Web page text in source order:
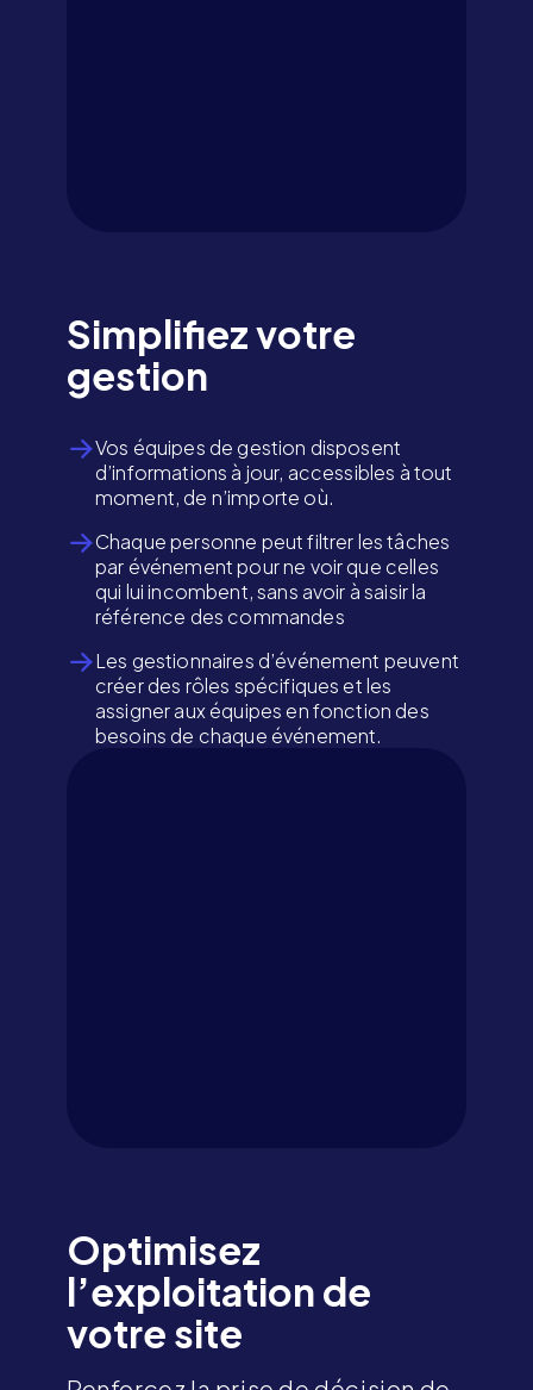
Simplifiez votre
gestion
Vos équipes de gestion disposent
d’informations à jour, accessibles à tout
moment, de n’importe où.
Chaque personne peut filtrer les tâches
par événement pour ne voir que celles
qui lui incombent, sans avoir à saisir la
référence des commandes
Les gestionnaires d’événement peuvent
créer des rôles spécifiques et les
assigner aux équipes en fonction des
besoins de chaque événement.
Optimisez
l’exploitation de
votre site